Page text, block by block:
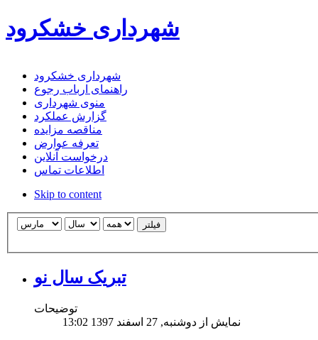
شهرداری خشکرود
شهرداری خشکرود
راهنمای ارباب رجوع
منوی شهرداری
گزارش عملکرد
مناقصه مزایده
تعرفه عوارض
درخواست آنلاین
اطلاعات تماس
Skip to content
فیلتر
تبریک سال نو
توضیحات
نمایش از دوشنبه, 27 اسفند 1397 13:02